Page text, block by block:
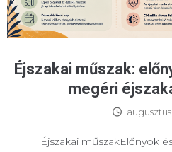
Éjszakai műszak:
megéri
Éjszakai műszakElőnyök